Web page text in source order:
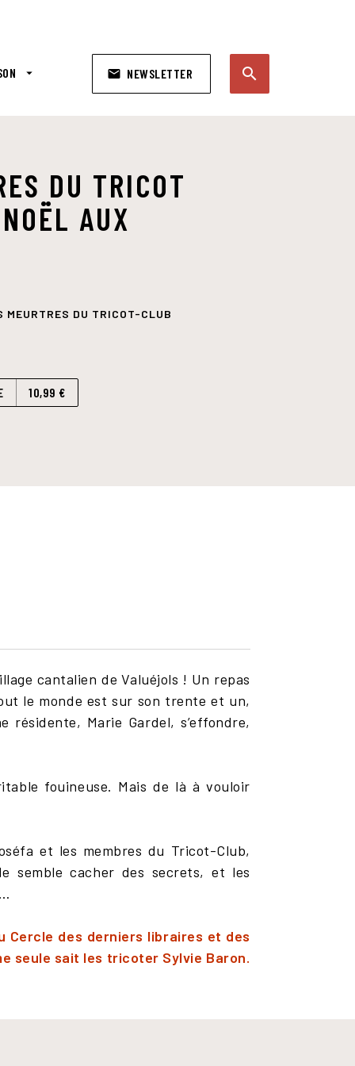
email NEWSLETTER search
arrow_drop_down search
DU TRICOT
AUX
MEURTRES DU TRICOT-CLUB
10,99 €
cantalien de Valuéjols ! Un repas
le monde est sur son trente et un,
Marie Gardel, s’effondre,
fouineuse. Mais de là à vouloir
et les membres du Tricot-Club,
semble cacher des secrets, et les
des derniers libraires et des
seule sait les tricoter Sylvie Baron.